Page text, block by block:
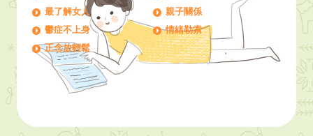
最了解女人
親子關係
鬱症不上身
情緒勒索
正念放輕鬆